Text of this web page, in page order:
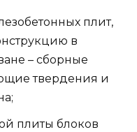
плит,
в
– сборные
твердения и
плиты блоков